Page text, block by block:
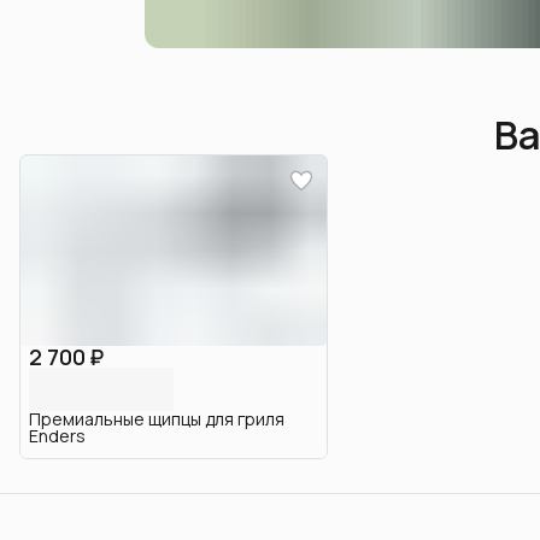
2 700 ₽
Премиальные щипцы для гриля
Enders